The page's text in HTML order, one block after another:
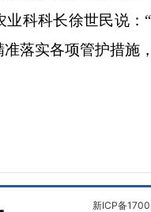
科科长徐世民说：
落实各项管护措施
新ICP备